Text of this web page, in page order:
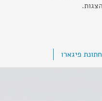
חתונת פיגארו